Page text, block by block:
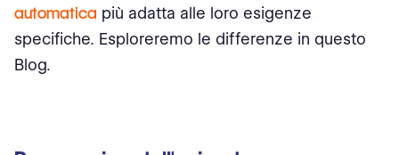
automatica più adatta alle loro esigenze
specifiche. Esploreremo le differenze in questo
Blog.